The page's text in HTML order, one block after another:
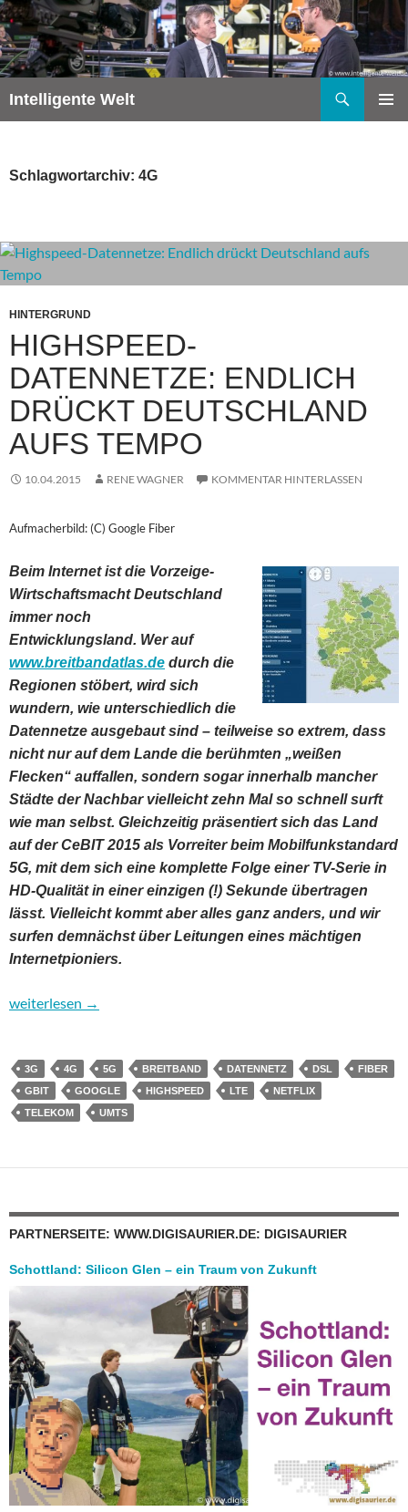
Zum
Inhalt
springen
Intelligente Welt
Schlagwortarchiv: 4G
HINTERGRUND
HIGHSPEED-
DATENNETZE: ENDLICH
DRÜCKT DEUTSCHLAND
AUFS TEMPO
10.04.2015 RENE WAGNER KOMMENTAR HINTERLASSEN
Aufmacherbild: (C) Google Fiber
Beim Internet ist die Vorzeige-
Wirtschaftsmacht Deutschland
immer noch
Entwicklungsland. Wer auf
www.breitbandatlas.de durch die
Regionen stöbert, wird sich
wundern, wie unterschiedlich die
Datennetze ausgebaut sind – teilweise so extrem, dass
nicht nur auf dem Lande die berühmten „weißen
Flecken“ auffallen, sondern sogar innerhalb mancher
Städte der Nachbar vielleicht zehn Mal so schnell surft
wie man selbst. Gleichzeitig präsentiert sich das Land
auf der CeBIT 2015 als Vorreiter beim Mobilfunkstandard
5G, mit dem sich eine komplette Folge einer TV-Serie in
HD-Qualität in einer einzigen (!) Sekunde übertragen
lässt. Vielleicht kommt aber alles ganz anders, und wir
surfen demnächst über Leitungen eines mächtigen
Internetpioniers.
Highspeed-Datennetze: Endlich drückt Deutschland aufs Tempo
weiterlesen →
3G 4G 5G BREITBAND DATENNETZ DSL
FIBER
GBIT
GOOGLE HIGHSPEED LTE
NETFLIX
TELEKOM
UMTS
PARTNERSEITE: WWW.DIGISAURIER.DE: DIGISAURIER
Schottland: Silicon Glen – ein Traum von Zukunft